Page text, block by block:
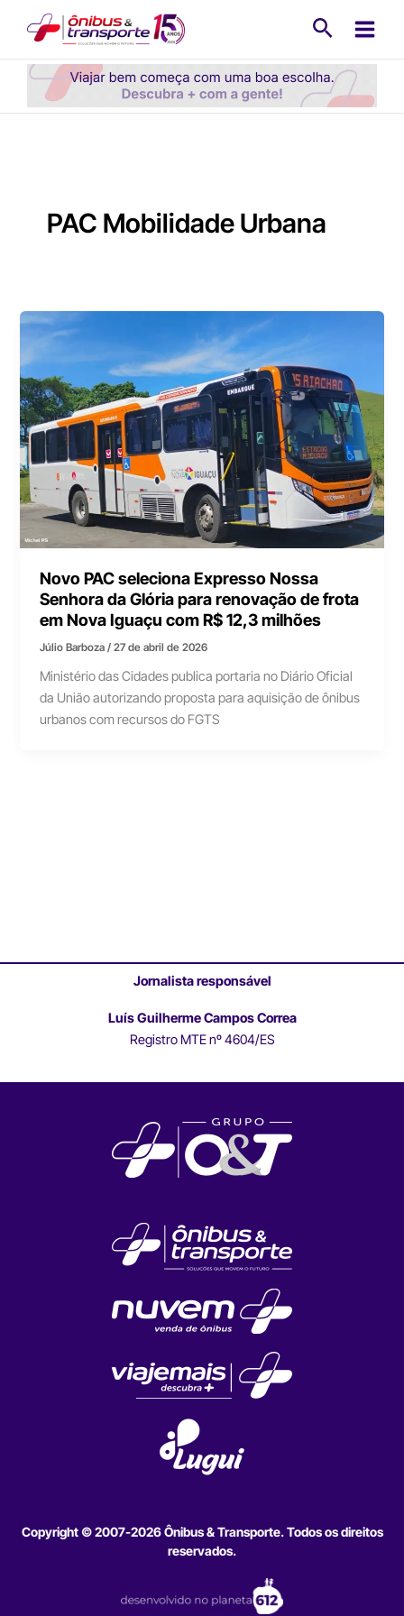
conteúdo
PAC Mobilidade Urbana
Novo PAC seleciona Expresso Nossa
Senhora da Glória para renovação de frota
em Nova Iguaçu com R$ 12,3 milhões
Júlio Barboza/27 de abril de 2026
Ministério das Cidades publica portaria no Diário Oficial
da União autorizando proposta para aquisição de ônibus
urbanos com recursos do FGTS
Jornalista responsável
Luís Guilherme Campos Correa
Registro MTE nº 4604/ES
Copyright © 2007-2026 Ônibus & Transporte. Todos os direitos
reservados.